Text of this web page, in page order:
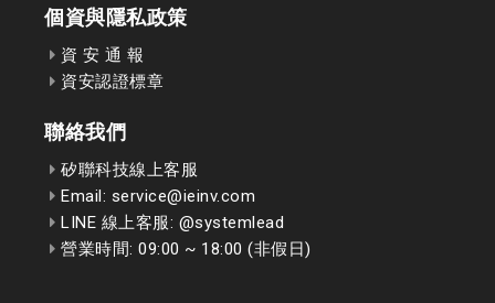
個資與隱私政策
資 安 通 報
資安認證標章
聯絡我們
矽聯科技線上客服
Email: service@ieinv.com
LINE 線上客服: @systemlead
營業時間: 09:00 ~ 18:00 (非假日)